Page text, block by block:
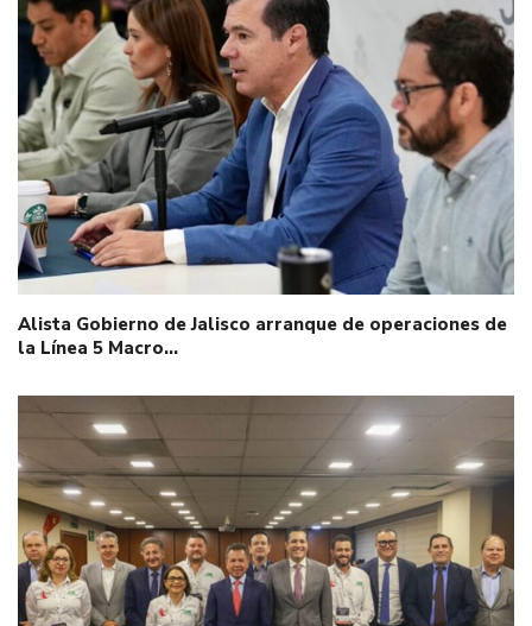
Alista Gobierno de Jalisco arranque de operaciones de
la Línea 5 Macro…